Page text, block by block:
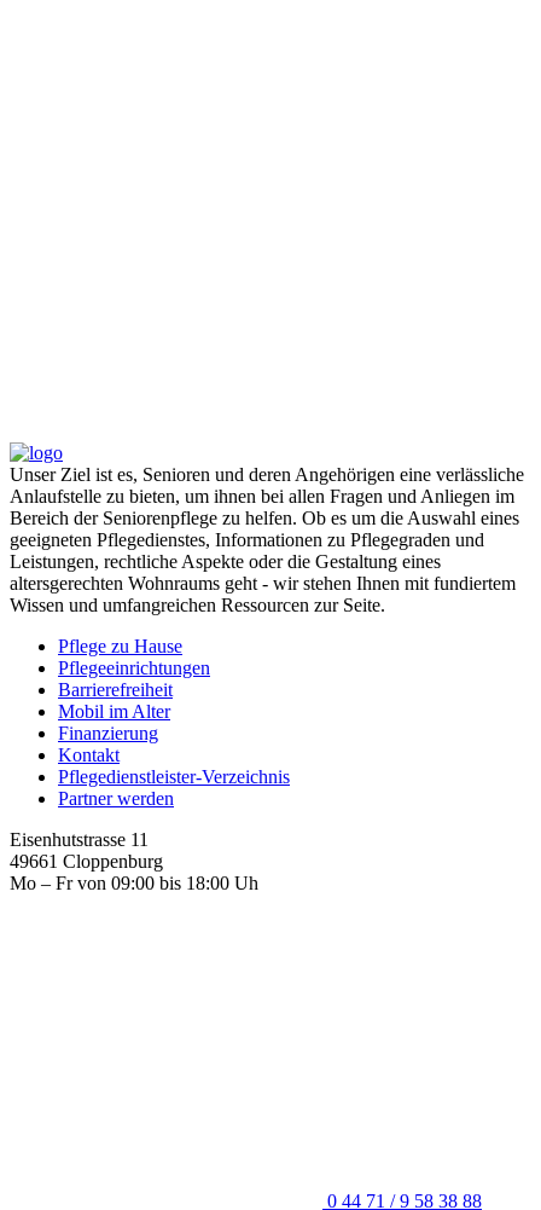
Unser Ziel ist es, Senioren und deren Angehörigen eine verlässliche
Anlaufstelle zu bieten, um ihnen bei allen Fragen und Anliegen im
Bereich der Seniorenpflege zu helfen. Ob es um die Auswahl eines
geeigneten Pflegedienstes, Informationen zu Pflegegraden und
Leistungen, rechtliche Aspekte oder die Gestaltung eines
altersgerechten Wohnraums geht - wir stehen Ihnen mit fundiertem
Wissen und umfangreichen Ressourcen zur Seite.
Pflege zu Hause
Pflegeeinrichtungen
Barrierefreiheit
Mobil im Alter
Finanzierung
Kontakt
Pflegedienstleister-Verzeichnis
Partner werden
Eisenhutstrasse 11
49661 Cloppenburg
Mo – Fr von 09:00 bis 18:00 Uh
0 44 71 / 9 58 38 88